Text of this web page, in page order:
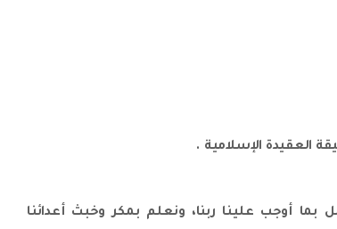
العقيدة الإسلامية .
بما أوجب علينا ربنا، ونعلم بمكر وخبث أعدائنا